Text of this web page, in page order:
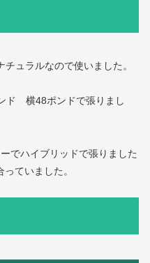
ュラルなので使いました。
ド 横48ポンドで張りまし
でハイブリッドで張りました
ていました。